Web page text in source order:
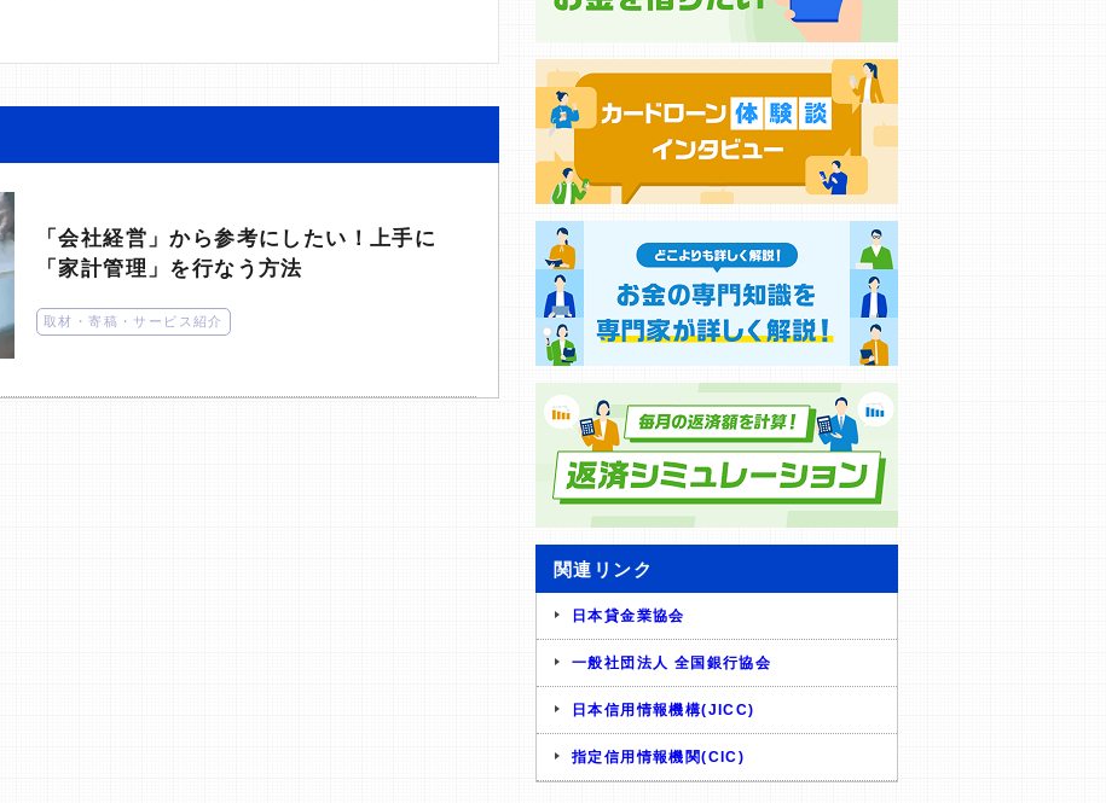
「会社経営」から参考にしたい！上手に
「家計管理」を行なう方法
取材・寄稿・サービス紹介
関連リンク
日本貸金業協会
一般社団法人 全国銀行協会
日本信用情報機構(JICC)
指定信用情報機関(CIC)